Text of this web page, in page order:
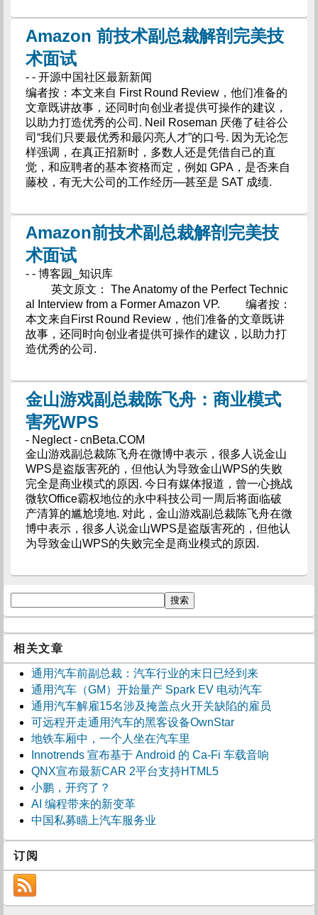
Amazon 前技术副总裁解剖完美技
术面试
- - 开源中国社区最新新闻
编者按：本文来自 First Round Review，他们准备的
文章既讲故事，还同时向创业者提供可操作的建议，
以助力打造优秀的公司. Neil Roseman 厌倦了硅谷公
司“我们只要最优秀和最闪亮人才”的口号. 因为无论怎
样强调，在真正招新时，多数人还是凭借自己的直
觉，和应聘者的基本资格而定，例如 GPA，是否来自
藤校，有无大公司的工作经历—甚至是 SAT 成绩.
Amazon前技术副总裁解剖完美技
术面试
- - 博客园_知识库
英文原文： The Anatomy of the Perfect Technic
al Interview from a Former Amazon VP. 编者按：
本文来自First Round Review，他们准备的文章既讲
故事，还同时向创业者提供可操作的建议，以助力打
造优秀的公司.
金山游戏副总裁陈飞舟：商业模式
害死WPS
- Neglect - cnBeta.COM
金山游戏副总裁陈飞舟在微博中表示，很多人说金山
WPS是盗版害死的，但他认为导致金山WPS的失败
完全是商业模式的原因. 今日有媒体报道，曾一心挑战
微软Office霸权地位的永中科技公司一周后将面临破
产清算的尴尬境地. 对此，金山游戏副总裁陈飞舟在微
博中表示，很多人说金山WPS是盗版害死的，但他认
为导致金山WPS的失败完全是商业模式的原因.
相关文章
通用汽车前副总裁：汽车行业的末日已经到来
通用汽车（GM）开始量产 Spark EV 电动汽车
通用汽车解雇15名涉及掩盖点火开关缺陷的雇员
可远程开走通用汽车的黑客设备OwnStar
地铁车厢中，一个人坐在汽车里
Innotrends 宣布基于 Android 的 Ca-Fi 车载音响
QNX宣布最新CAR 2平台支持HTML5
小鹏，开窍了？
AI 编程带来的新变革
中国私募瞄上汽车服务业
订阅